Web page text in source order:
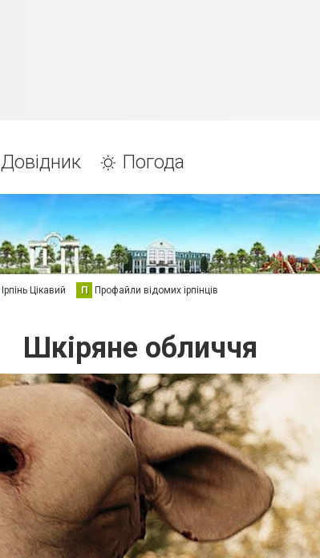
Довідник Погода
Ірпінь Цікавий П Профайли відомих ірпінців
Шкіряне обличчя